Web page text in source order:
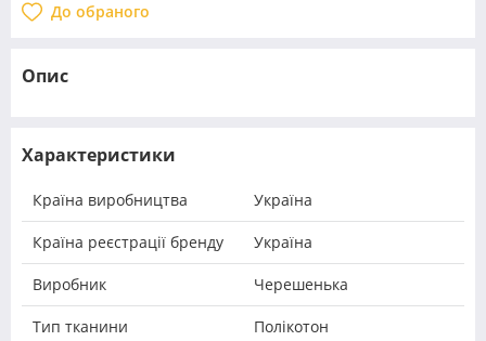
До обраного
Опис
Характеристики
Країна виробництва Україна
Країна реєстрації бренду Україна
Виробник Черешенька
Тип тканини Полікотон